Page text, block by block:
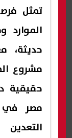
تمثل
حديثة،
مشروع
حقيقية
مصر في